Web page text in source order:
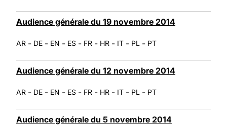
Audience générale du 19 novembre 2014
AR - DE - EN - ES - FR - HR - IT - PL - PT
Audience générale du 12 novembre 2014
AR - DE - EN - ES - FR - HR - IT - PL - PT
Audience générale du 5 novembre 2014